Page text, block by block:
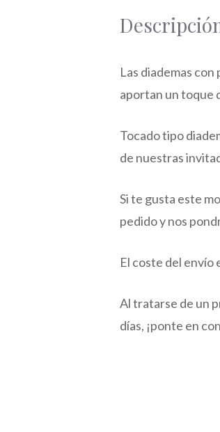
Las diademas
aportan un toque
Tocado tipo
de nuestras
Si te gusta este
pedido y nos
El coste del envío
Al tratarse de un
días, ¡ponte en